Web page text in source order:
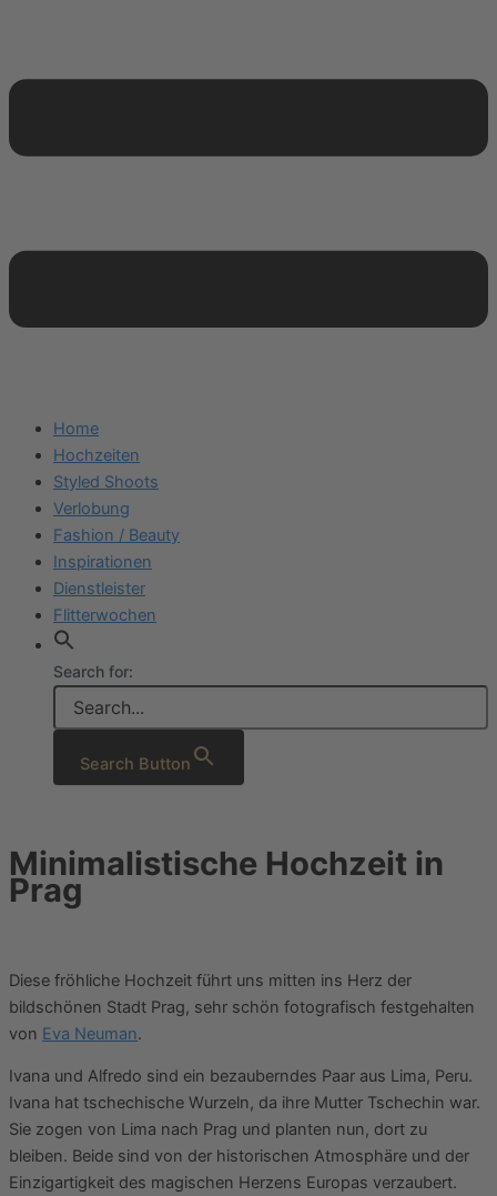
Home
Hochzeiten
Styled Shoots
Verlobung
Fashion / Beauty
Inspirationen
Dienstleister
Flitterwochen
Search for:
Search Button
Minimalistische Hochzeit in
Prag
Diese fröhliche Hochzeit führt uns mitten ins Herz der
bildschönen Stadt Prag, sehr schön fotografisch festgehalten
von Eva Neuman.
Ivana und Alfredo sind ein bezauberndes Paar aus Lima, Peru.
Ivana hat tschechische Wurzeln, da ihre Mutter Tschechin war.
Sie zogen von Lima nach Prag und planten nun, dort zu
bleiben. Beide sind von der historischen Atmosphäre und der
Einzigartigkeit des magischen Herzens Europas verzaubert.